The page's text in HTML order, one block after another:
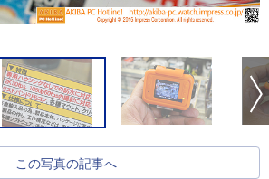
この写真の記事へ